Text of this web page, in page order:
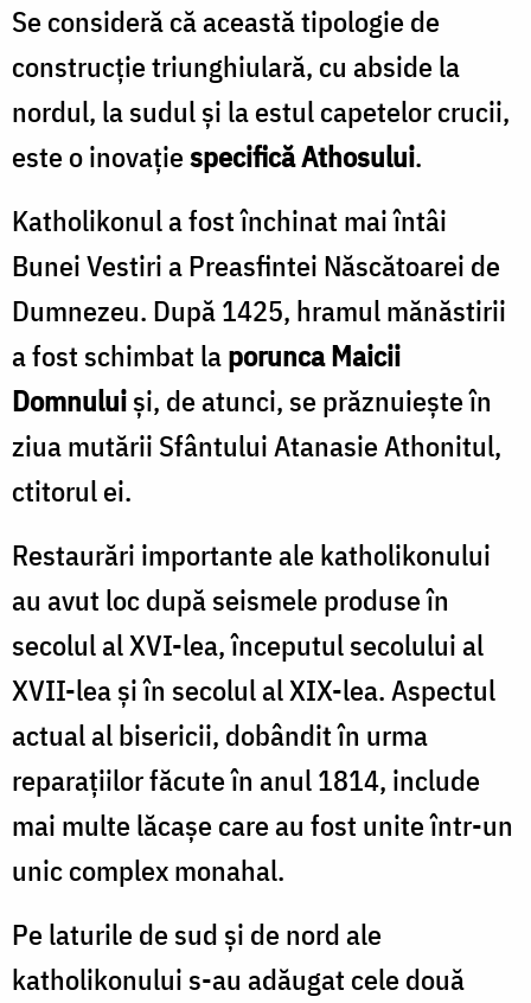
Se consideră că această tipologie de
construcţie triunghiulară, cu abside la
nordul, la sudul şi la estul capetelor crucii,
este o inovaţiespecifică Athosului.
Katholikonul a fost închinat mai întâi
Bunei Vestiri a Preasfintei Născătoarei de
Dumnezeu. După 1425, hramul mănăstirii
a fost schimbat laporunca Maicii
Domnuluişi, de atunci, se prăznuieşte în
ziua mutării Sfântului Atanasie Athonitul,
ctitorul ei.
Restaurări importante ale katholikonului
au avut loc după seismele produse în
secolul al XVI-lea, începutul secolului al
XVII-lea şi în secolul al XIX-lea. Aspectul
actual al bisericii, dobândit în urma
reparaţiilor făcute în anul 1814, include
mai multe lăcaşe care au fost unite într-un
unic complex monahal.
Pe laturile de sud şi de nord ale
katholikonului s-au adăugat cele două